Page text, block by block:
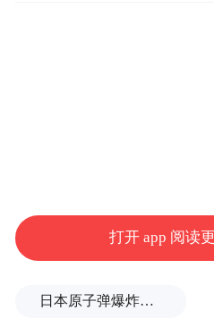
by the user of Dafeng
platform and merely
space services.”
打开 app 阅读
日本原子弹爆炸亲历者反对高市修改无核三原则，“她应该下台”